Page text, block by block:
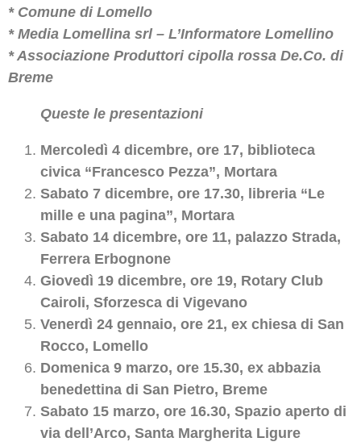
* Comune di Lomello
* Media Lomellina srl – L’Informatore Lomellino
* Associazione Produttori cipolla rossa De.Co. di
Breme
Queste le presentazioni
Mercoledì 4 dicembre, ore 17, biblioteca
civica “Francesco Pezza”, Mortara
Sabato 7 dicembre, ore 17.30, libreria “Le
mille e una pagina”, Mortara
Sabato 14 dicembre, ore 11, palazzo Strada,
Ferrera Erbognone
Giovedì 19 dicembre, ore 19, Rotary Club
Cairoli, Sforzesca di Vigevano
Venerdì 24 gennaio, ore 21, ex chiesa di San
Rocco, Lomello
Domenica 9 marzo, ore 15.30, ex abbazia
benedettina di San Pietro, Breme
Sabato 15 marzo, ore 16.30, Spazio aperto di
via dell’Arco, Santa Margherita Ligure